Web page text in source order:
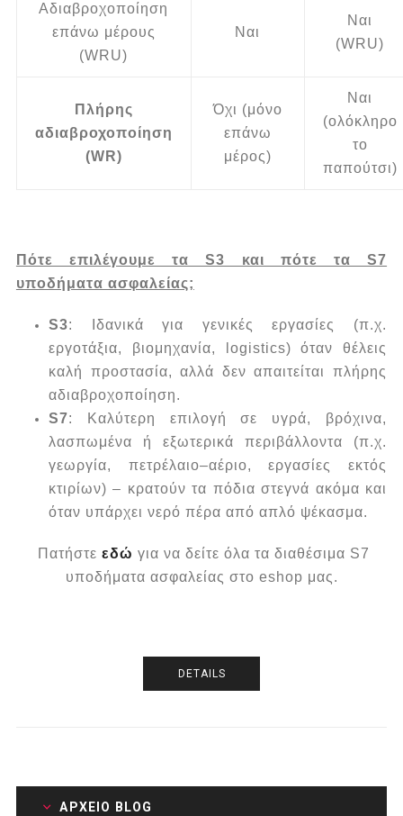
Αδιαβροχοποίηση
επάνω μέρους
(WRU)
Ναι
Ναι
(WRU)
Πλήρης
αδιαβροχοποίηση
(WR)
Όχι (μόνο
επάνω
μέρος)
Ναι
(ολόκληρο
το
παπούτσι)
Πότε επιλέγουμε τα S3 και πότε τα S7
υποδήματα ασφαλείας;
S3: Ιδανικά για γενικές εργασίες (π.χ.
εργοτάξια, βιομηχανία, logistics) όταν θέλεις
καλή προστασία, αλλά δεν απαιτείται πλήρης
αδιαβροχοποίηση.
S7: Καλύτερη επιλογή σε υγρά, βρόχινα,
λασπωμένα ή εξωτερικά περιβάλλοντα (π.χ.
γεωργία, πετρέλαιο–αέριο, εργασίες εκτός
κτιρίων) – κρατούν τα πόδια στεγνά ακόμα και
όταν υπάρχει νερό πέρα από απλό ψέκασμα.
Πατήστε εδώ για να δείτε όλα τα διαθέσιμα S7
υποδήματα ασφαλείας στο eshop μας.
DETAILS
ΑΡΧΕΊΟ BLOG